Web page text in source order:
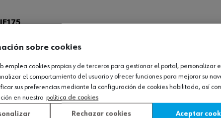
Loading...
Ver producto
sobre cookies
emplea cookies propias y de terceros para gestionar el portal, personalizar
el comportamiento del usuario y ofrecer funciones para mejorar su
sus preferencias mediante la configuración de cookies habilitada, así
en nuestra política de cookies
Rechazar cookies Aceptar